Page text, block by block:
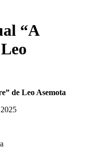
“A
de Leo Asemota